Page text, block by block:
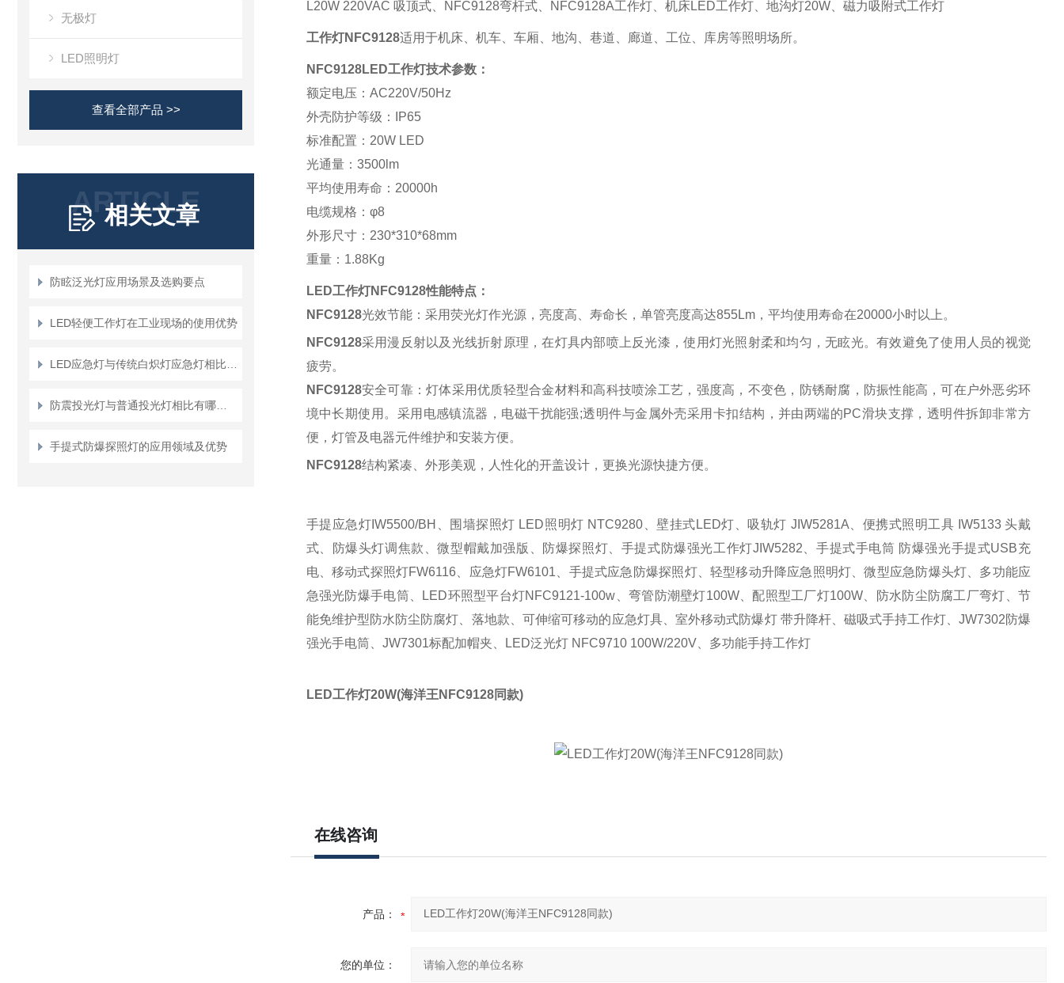
无极灯
LED照明灯
查看全部产品 >>
ARTICLE
相关文章
防眩泛光灯应用场景及选购要点
LED轻便工作灯在工业现场的使用优势
手提式防爆探照灯的应用领域及优势
L20W 220VAC 吸顶式、NFC9128弯杆式、NFC9128A工作灯、机床LED工作灯、地沟灯20W、磁力吸附式工作灯
工作灯NFC9128适用于机床、机车、车厢、地沟、巷道、廊道、工位、库房等照明场所。
NFC9128LED工作灯技术参数：
额定电压：AC220V/50Hz
外壳防护等级：IP65
标准配置：20W LED
光通量：3500lm
平均使用寿命：20000h
电缆规格：φ8
外形尺寸：230*310*68mm
重量：1.88Kg
LED工作灯NFC9128性能特点：
NFC9128光效节能：采用荧光灯作光源，亮度高、寿命长，单管亮度高达855Lm，平均使用寿命在20000小时以上。
NFC9128采用漫反射以及光线折射原理，在灯具内部喷上反光漆，使用灯光照射柔和均匀，无眩光。有效避免了使用人员的视觉
疲劳。
NFC9128安全可靠：灯体采用优质轻型合金材料和高科技喷涂工艺，强度高，不变色，防锈耐腐，防振性能高，可在户外恶劣环
境中长期使用。采用电感镇流器，电磁干扰能强;透明件与金属外壳采用卡扣结构，并由两端的PC滑块支撑，透明件拆卸非常方
便，灯管及电器元件维护和安装方便。
NFC9128结构紧凑、外形美观，人性化的开盖设计，更换光源快捷方便。
手提应急灯IW5500/BH、围墙探照灯 LED照明灯 NTC9280、壁挂式LED灯、吸轨灯 JIW5281A、便携式照明工具 IW5133 头戴
式、防爆头灯调焦款、微型帽戴加强版、防爆探照灯、手提式防爆强光工作灯JIW5282、手提式手电筒 防爆强光手提式USB充
电、移动式探照灯FW6116、应急灯FW6101、手提式应急防爆探照灯、轻型移动升降应急照明灯、微型应急防爆头灯、多功能应
急强光防爆手电筒、LED环照型平台灯NFC9121-100w、弯管防潮壁灯100W、配照型工厂灯100W、防水防尘防腐工厂弯灯、节
能免维护型防水防尘防腐灯、落地款、可伸缩可移动的应急灯具、室外移动式防爆灯 带升降杆、磁吸式手持工作灯、JW7302防爆
强光手电筒、JW7301标配加帽夹、LED泛光灯 NFC9710 100W/220V、多功能手持工作灯
LED工作灯20W(海洋王NFC9128同款)
在线咨询
产品：
您的单位：